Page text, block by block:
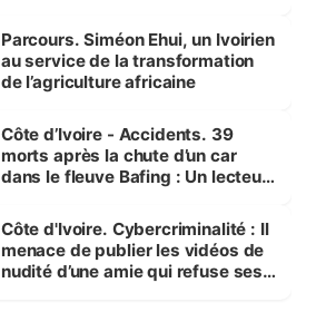
Parcours. Siméon Ehui, un Ivoirien
au service de la transformation
de l’agriculture africaine
Côte d’Ivoire - Accidents. 39
morts après la chute d’un car
dans le fleuve Bafing : Un lecteur
des Transports
Côte d'Ivoire. Cybercriminalité : Il
menace de publier les vidéos de
nudité d’une amie qui refuse ses